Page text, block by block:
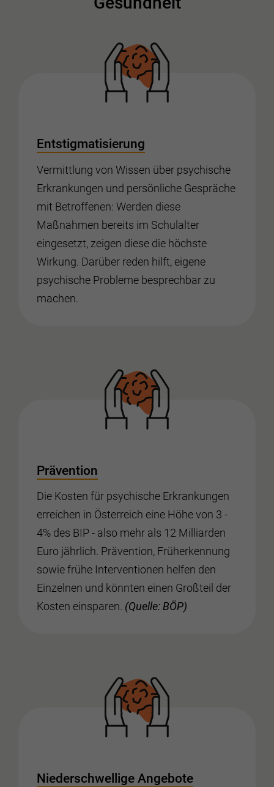
Entstigmatisierung
Vermittlung von Wissen über psychische
Erkrankungen und persönliche Gespräche
mit Betroffenen: Werden diese
Maßnahmen bereits im Schulalter
eingesetzt, zeigen diese die höchste
Wirkung. Darüber reden hilft, eigene
psychische Probleme besprechbar zu
machen.
Prävention
Die Kosten für psychische Erkrankungen
erreichen in Österreich eine Höhe von 3 -
4% des BIP - also mehr als 12 Milliarden
Euro jährlich. Prävention, Früherkennung
sowie frühe Interventionen helfen den
Einzelnen und könnten einen Großteil der
Kosten einsparen. (Quelle: BÖP)
Niederschwellige Angebote